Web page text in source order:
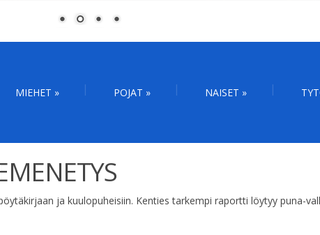
MIEHET » POJAT » NAISET »
ja kuulopuheisiin. Kenties tarkempi raportti löytyy puna-